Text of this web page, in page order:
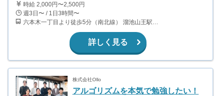
時給 2,000円〜2,500円
週3日〜 / 1日3時間〜
六本木一丁目より徒歩5分（南北線） 溜池山王駅より徒歩10分（銀座線） 六本木駅より徒歩12分（日比谷線）
詳しく見る
株式会社Ollo
アルゴリズムを本気で勉強したい！